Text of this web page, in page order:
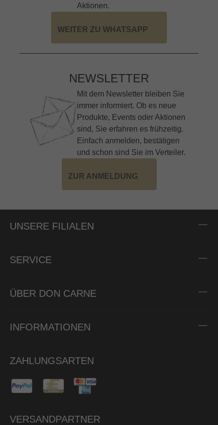
Aktionen.
WEITER ZU WHATSAPP
NEWSLETTER
Mit dem Newsletter bleiben Sie
immer informiert. Ob es neue
Produkte, Events oder Aktionen
sind, Sie erfahren es frühzeitig.
Einfach anmelden, bestätigen
und schon sind Sie im Verteiler.
ZUR ANMELDUNG
UNSERE FILIALEN
SERVICE
ÜBER DON CARNE
INFORMATIONEN
ZAHLUNGSARTEN
VERSANDPARTNER